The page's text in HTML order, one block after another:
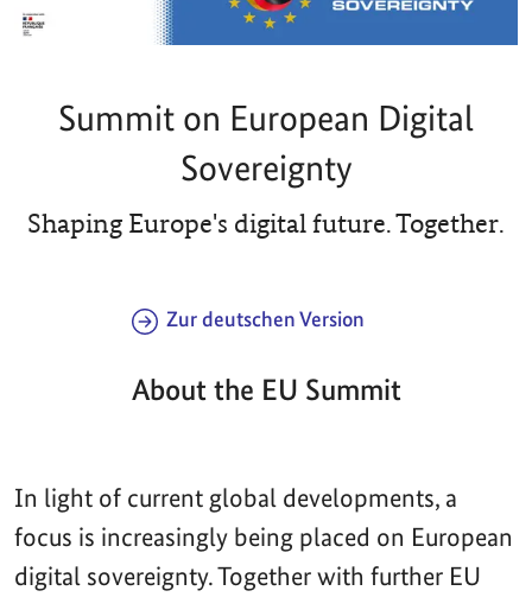
Summit on European Digital
Sovereignty
Shaping Europe's digital future. Together.
Zur deutschen Version
About the EU Summit
In light of current global developments, a
focus is increasingly being placed on European
digital sovereignty. Together with further EU